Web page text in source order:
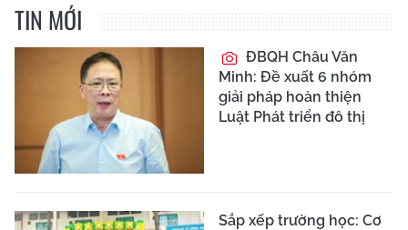
TIN MỚI
ĐBQH Châu Văn
Minh: Đề xuất 6 nhóm
giải pháp hoàn thiện
Luật Phát triển đô thị
Sắp xếp trường học: Cơ